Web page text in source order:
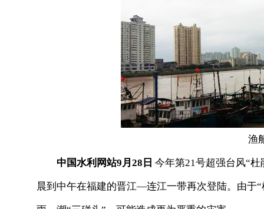
渔
中国水利网站9月28日 今年第21号超强台风“
晨到中午在福建的晋江—连江一带再次登陆。由于